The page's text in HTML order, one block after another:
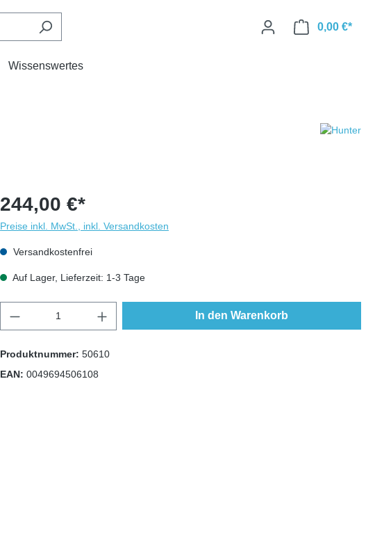
0,00 €*
Wissenswertes
244,00 €*
Preise inkl. MwSt., inkl. Versandkosten
Versandkostenfrei
Auf Lager, Lieferzeit: 1-3 Tage
In den Warenkorb
Produktnummer: 50610
EAN: 0049694506108